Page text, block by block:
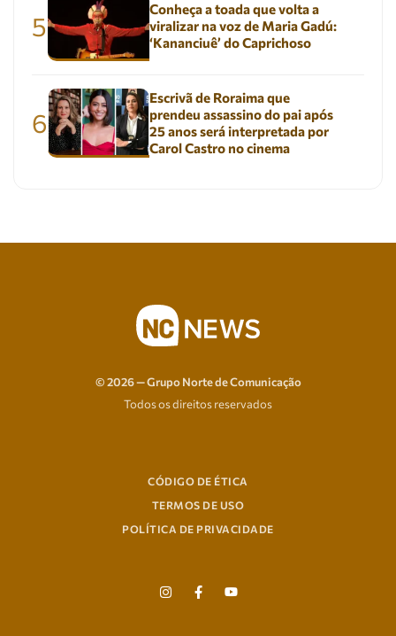
5
Conheça a toada que volta a
viralizar na voz de Maria Gadú:
‘Kananciuê’ do Caprichoso
6
Escrivã de Roraima que
prendeu assassino do pai após
25 anos será interpretada por
Carol Castro no cinema
© 2026 — Grupo Norte de Comunicação
Todos os direitos reservados
CÓDIGO DE ÉTICA
TERMOS DE USO
POLÍTICA DE PRIVACIDADE